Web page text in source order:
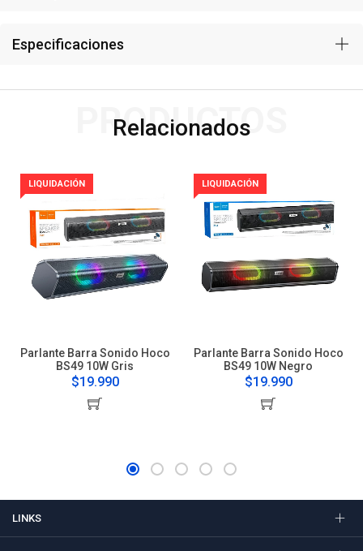
Especificaciones
Relacionados
PRODUCTOS
LIQUIDACIÓN
Parlante Barra Sonido Hoco
BS49 10W Gris
$19.990
LIQUIDACIÓN
Parlante Barra Sonido Hoco
BS49 10W Negro
$19.990
LINKS